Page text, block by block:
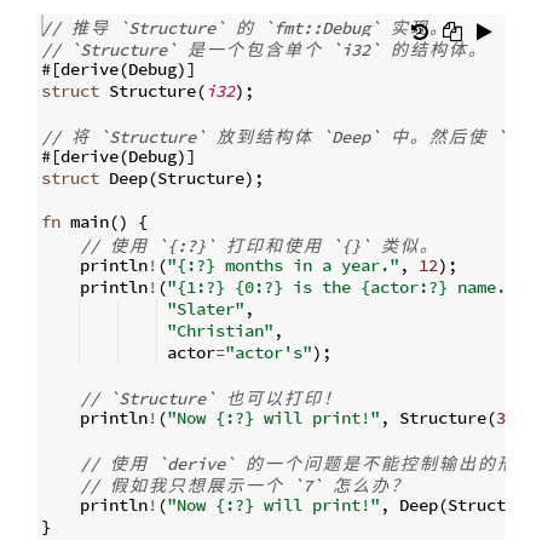
// 推导 `Structure` 的 `fmt::Debug` 实现。
// `Structure`
是 一 个 包 含单 个 `i32` 的结构 体。
#[derive(Debug)]
struct Structure(i32) ;
// 将 `Structure` 放到结构 体 `Deep` 中。 然后 使
#[derive(Debug)]
struct Deep(Structure) ;
fn main()
{
// 使用 `{:?}` 打印和 使用 `{}` 类 似。
    println
! ("{:?} months in a year." , 12) ;
    println
! ("{1:?} {0:?} is the {actor:?} name."
"Slater" ,
"Christian" ,
actor="actor's") ;
// `Structure` 也 可 以打印 ！
    println
! ("Now {:?} will print!" , Structure(3
// 使用 `derive` 的 一 个问题是不能控制输出的形
// 假如我只想展示 一 个 `7` 怎么 办 ？
    println
! ("Now {:?} will print!" , Deep(Structure
}